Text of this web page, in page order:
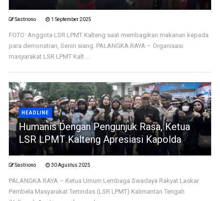
Sastriono 1 September 2025
FOTO: Anggota LSR LPMT Kalteng saat membagikan makanan kepada
para demonstran, Senin siang. PALANGKA RAYA – Organisasi
masyarakat LSR LPMT Kalt ...
HEADLINE
Humanis Dengan Pengunjuk Rasa, Ketua
LSR LPMT Kalteng Apresiasi Kapolda
Sastriono 30 Agustus 2025
PALANGKA RAYA – Ketua Umum Lembaga Swadaya Rakyat Laskar
Pembela Masyarakat Tertindas (LSR LPMT) Kalimantan Tengah